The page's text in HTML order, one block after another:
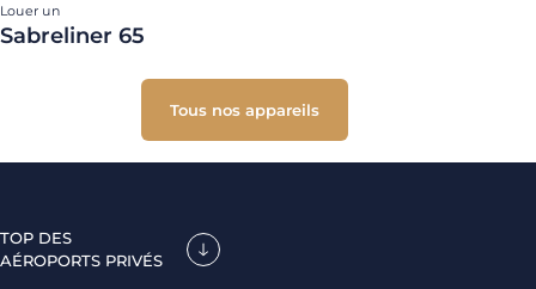
Louer un
Sabreliner 65
Tous nos appareils
TOP DES
AÉROPORTS PRIVÉS